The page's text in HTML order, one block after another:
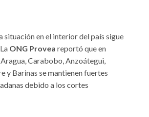
situación en el interior del país sigue
ONG Provea reportó que en
Carabobo, Anzoátegui,
y Barinas se mantienen fuertes
debido a los cortes